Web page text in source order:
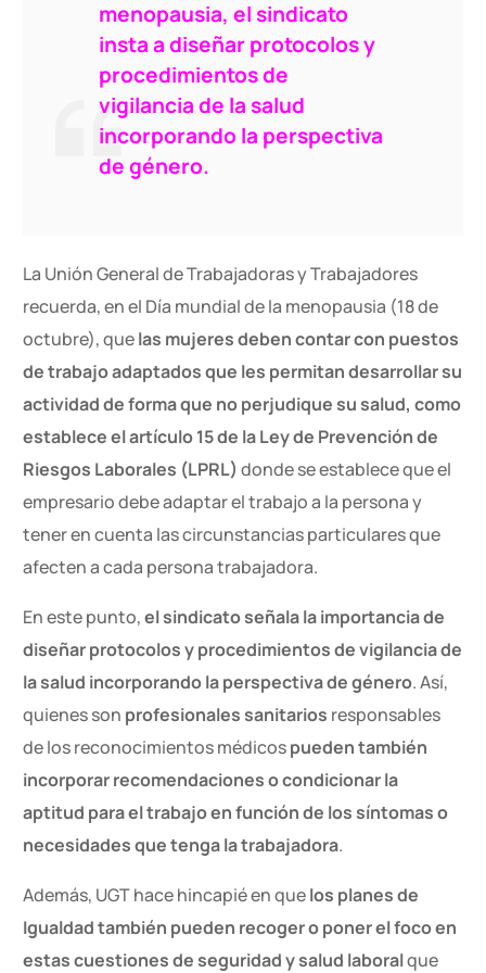
menopausia, el sindicato
insta a diseñar protocolos y
procedimientos de
vigilancia de la salud
incorporando la perspectiva
de género.
La Unión General de Trabajadoras y Trabajadores
recuerda, en el Día mundial de la menopausia (18 de
octubre), quelas mujeres deben contar con puestos
de trabajo adaptados que les permitan desarrollar su
actividad de forma que no perjudique su salud, como
establece el artículo 15 de la Ley de Prevención de
Riesgos Laborales (LPRL) donde se establece que el
empresario debe adaptar el trabajo a la persona y
tener en cuenta las circunstancias particulares que
afecten a cada persona trabajadora.
En este punto,el sindicato señala la importancia de
diseñar protocolos y procedimientos de vigilancia de
la salud incorporando la perspectiva de género. Así,
quienes son profesionales sanitarios responsables
de los reconocimientos médicospueden también
incorporar recomendaciones o condicionar la
aptitud para el trabajo en función de los síntomas o
necesidades que tenga la trabajadora.
Además, UGT hace hincapié en quelos planes de
Igualdad también pueden recoger o poner el foco en
estas cuestiones de seguridad y salud laboralque